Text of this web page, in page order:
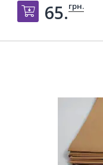
Добавить в
65.грн.